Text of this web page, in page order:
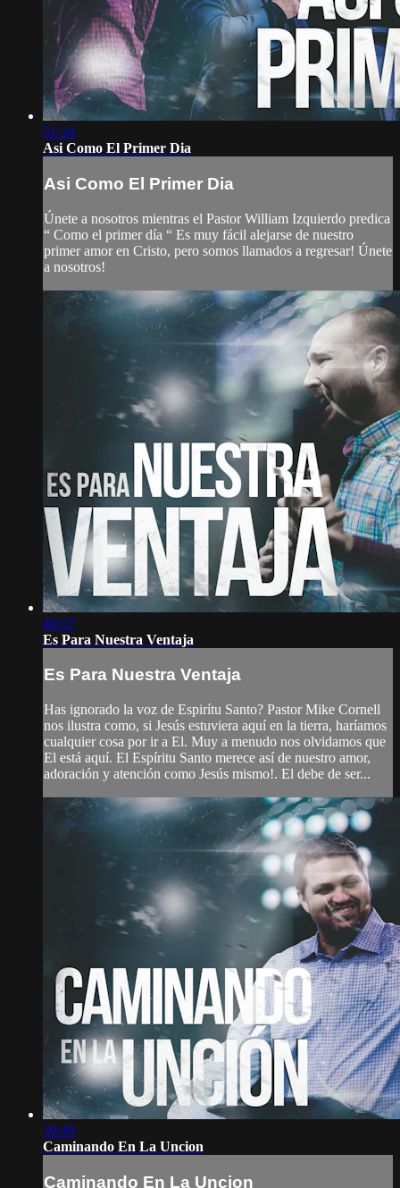
51:34
Asi Como El Primer Dia
Asi Como El Primer Dia
Únete a nosotros mientras el Pastor William Izquierdo predica
“ Como el primer día “ Es muy fácil alejarse de nuestro
primer amor en Cristo, pero somos llamados a regresar! Únete
a nosotros!
49:57
Es Para Nuestra Ventaja
Es Para Nuestra Ventaja
Has ignorado la voz de Espirítu Santo? Pastor Mike Cornell
nos ilustra como, si Jesús estuviera aquí en la tierra, haríamos
cualquier cosa por ir a El. Muy a menudo nos olvidamos que
El está aquí. El Espíritu Santo merece así de nuestro amor,
adoración y atención como Jesús mismo!. El debe de ser...
39:49
Caminando En La Uncion
Caminando En La Uncion